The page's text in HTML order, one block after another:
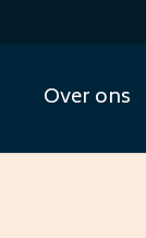
Over ons